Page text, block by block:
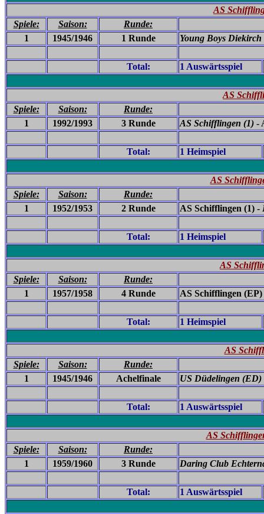
AS
Spiele:
Saison:
Runde:
1
1945/1946 1 Runde Young Boys Diekirch
Total: 1 Auswärtsspiel
AS
Spiele:
Saison:
Runde:
1
1992/1993 3 Runde AS Schifflingen (1) -
Total: 1 Heimspiel
AS
Spiele:
Saison:
Runde:
1
1952/1953 2 Runde AS Schifflingen (1) -
Total: 1 Heimspiel
AS
Spiele:
Saison:
Runde:
1
1957/1958 4 Runde AS Schifflingen
Total: 1 Heimspiel
AS
Spiele:
Saison:
Runde:
1
1945/1946 Achelfinale US Düdelingen (ED)
Total: 1 Auswärtsspiel
AS
Spiele:
Saison:
Runde:
1
1959/1960 3 Runde Daring Club
Total: 1 Auswärtsspiel